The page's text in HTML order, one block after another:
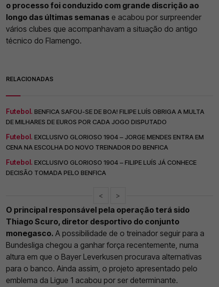
o processo foi conduzido com grande discrição ao
longo das últimas semanas e acabou por surpreender
vários clubes que acompanhavam a situação do antigo
técnico do Flamengo.
RELACIONADAS
Futebol. BENFICA SAFOU-SE DE BOA! FILIPE LUÍS OBRIGA A MULTA
DE MILHARES DE EUROS POR CADA JOGO DISPUTADO
Futebol. EXCLUSIVO GLORIOSO 1904 – JORGE MENDES ENTRA EM
CENA NA ESCOLHA DO NOVO TREINADOR DO BENFICA
Futebol. EXCLUSIVO GLORIOSO 1904 – FILIPE LUÍS JÁ CONHECE
DECISÃO TOMADA PELO BENFICA
< >
O principal responsável pela operação terá sido
Thiago Scuro, diretor desportivo do conjunto
monegasco. A possibilidade de o treinador seguir para a
Bundesliga chegou a ganhar força recentemente, numa
altura em que o Bayer Leverkusen procurava alternativas
para o banco. Ainda assim, o projeto apresentado pelo
emblema da Ligue 1 acabou por ser determinante.